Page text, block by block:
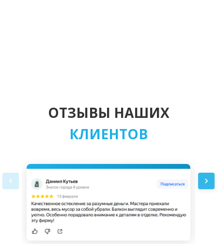
ОТЗЫВЫ НАШИХ
КЛИЕНТОВ